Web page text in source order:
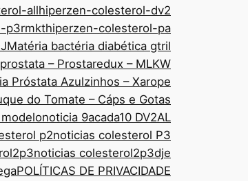
allhiperzen-colesterol-dv2
p3rmkthiperzen-colesterol-pa
Matéria bactéria diabética gtril
– Prostaredux – MLKW
Próstata Azulzinhos – Xarope
do Tomate – Cáps e Gotas
noticia 9acada10 DV2AL
p2noticias colesterol P3
noticias colesterol2p3dje
POLÍTICAS DE PRIVACIDADE